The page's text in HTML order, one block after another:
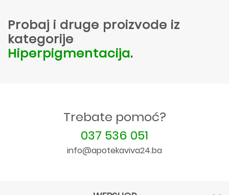
Probaj i druge proizvode iz
kategorije
Hiperpigmentacija.
Trebate pomoć?
037 536 051
info@apotekaviva24.ba